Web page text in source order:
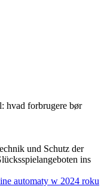
hvad forbrugere bør
und Schutz der
ins